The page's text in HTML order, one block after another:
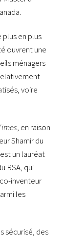
en plus
ouvrent une
ménagers
voire
, en raison
Shamir du
un lauréat
RSA, qui
inventeur
les
sécurisé, des